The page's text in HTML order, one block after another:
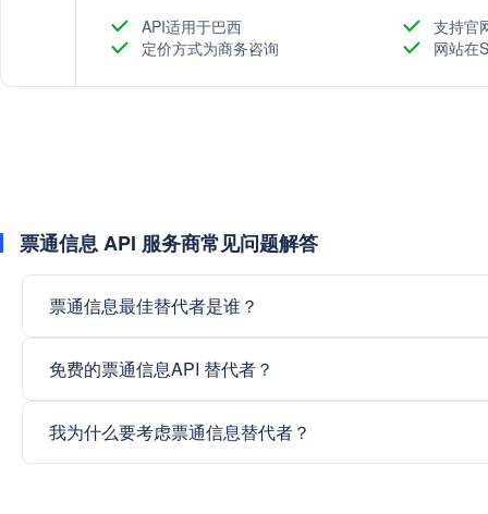
API适用于巴西
支持官
定价方式为商务咨询
网站在
票通信息 API 服务商常见问题解答
票通信息最佳替代者是谁？
免费的票通信息API 替代者？
我为什么要考虑票通信息替代者？